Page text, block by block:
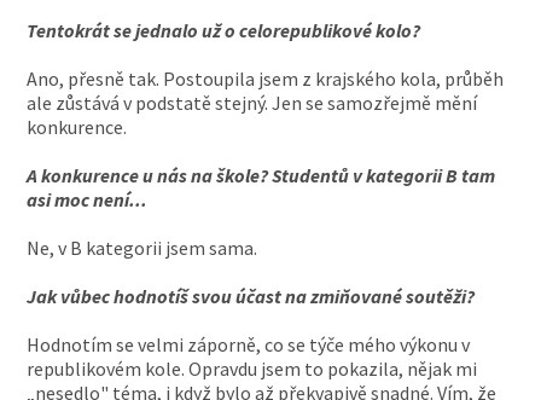
Tentokrát se jednalo už o celorepublikové kolo?
Ano, přesně tak. Postoupila jsem z krajského kola, průběh
ale zůstává v podstatě stejný. Jen se samozřejmě mění
konkurence.
A konkurence u nás na škole? Studentů v kategorii B tam
asi moc není...
Ne, v B kategorii jsem sama.
Jak vůbec hodnotíš svou účast na zmiňované soutěži?
Hodnotím se velmi záporně, co se týče mého výkonu v
republikovém kole. Opravdu jsem to pokazila, nějak mi
„nesedlo" téma, i když bylo až překvapivě snadné. Vím, že